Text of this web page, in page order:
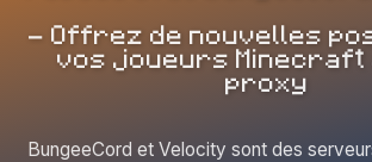
- Offrez de nouvelles
vos joueurs Minecraft
proxy
BungeeCord et Velocity sont des